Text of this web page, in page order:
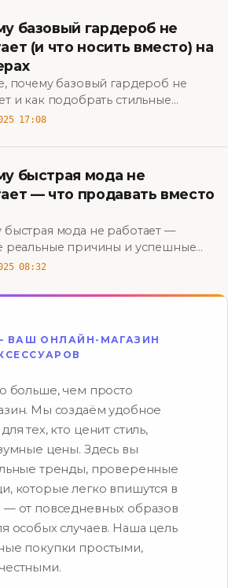
базовый гардероб не
(и что носить вместо) на
почему базовый гардероб не
и как подобрать стильные
реальные примеры, правила
17:08
быстрая мода не
— что продавать вместо
быстрая мода не работает —
реальные причины и успешные
что продавать вместо неё,
BigBazar
08:32
— ВАШ ОНЛАЙН-МАГАЗИН
больше, чем просто
Мы создаём удобное
тех, кто ценит стиль,
цены. Здесь вы
тренды, проверенные
которые легко впишутся в
— от повседневных образов
особых случаев. Наша цель
покупки простыми,